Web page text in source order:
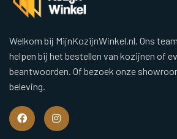
Welkom bij MijnKozijnWinkel.nl. Ons
helpen bij het bestellen van kozijnen of
beantwoorden. Of bezoek onze
beleving.